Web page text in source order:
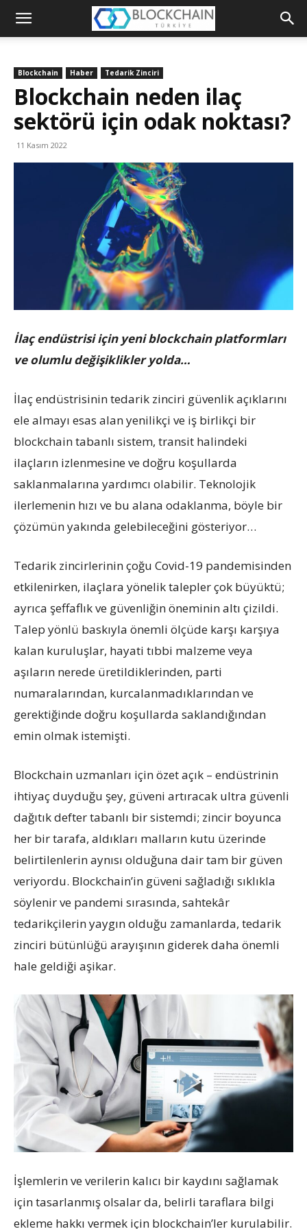
Blockchain
Platformu
Blockchain Haber Tedarik Zinciri
Blockchain neden ilaç
sektörü için odak noktası?
11 Kasım 2022
İlaç endüstrisi için yeni blockchain platformları
ve olumlu değişiklikler yolda…
İlaç endüstrisinin tedarik zinciri güvenlik açıklarını
ele almayı esas alan yenilikçi ve iş birlikçi bir
blockchain tabanlı sistem, transit halindeki
ilaçların izlenmesine ve doğru koşullarda
saklanmalarına yardımcı olabilir. Teknolojik
ilerlemenin hızı ve bu alana odaklanma, böyle bir
çözümün yakında gelebileceğini gösteriyor…
Tedarik zincirlerinin çoğu Covid-19 pandemisinden
etkilenirken, ilaçlara yönelik talepler çok büyüktü;
ayrıca şeffaflık ve güvenliğin öneminin altı çizildi.
Talep yönlü baskıyla önemli ölçüde karşı karşıya
kalan kuruluşlar, hayati tıbbi malzeme veya
aşıların nerede üretildiklerinden, parti
numaralarından, kurcalanmadıklarından ve
gerektiğinde doğru koşullarda saklandığından
emin olmak istemişti.
Blockchain uzmanları için özet açık – endüstrinin
ihtiyaç duyduğu şey, güveni artıracak ultra güvenli
dağıtık defter tabanlı bir sistemdi; zincir boyunca
her bir tarafa, aldıkları malların kutu üzerinde
belirtilenlerin aynısı olduğuna dair tam bir güven
veriyordu. Blockchain’in güveni sağladığı sıklıkla
söylenir ve pandemi sırasında, sahtekâr
tedarikçilerin yaygın olduğu zamanlarda, tedarik
zinciri bütünlüğü arayışının giderek daha önemli
hale geldiği aşikar.
İşlemlerin ve verilerin kalıcı bir kaydını sağlamak
için tasarlanmış olsalar da, belirli taraflara bilgi
ekleme hakkı vermek için blockchain’ler kurulabilir.